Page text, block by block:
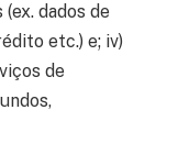
dados de
etc.) e; iv)
de